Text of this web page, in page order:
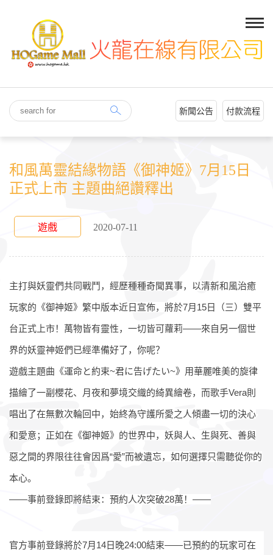
新聞公告 付款流程
和風萬靈結緣物語《御神姬》7月15日
正式上市 主題曲絕讚釋出
遊戲 2020-07-11
主打與妖靈們共同戰鬥，經歷種種奇聞異事，以清新和風治癒
玩家的《御神姬》繁中版本近日宣佈，將於7月15日（三）雙平
台正式上市！萬物皆有靈性，一切皆可蘿莉——來自另一個世
界的妖靈神姬們已經準備好了，你呢？
遊戲主題曲《運命と約束~君に告げたい~》用華麗唯美的旋律
描繪了一副櫻花、月夜和夢境交織的綺異繪卷，而歌手Vera則
唱出了在無數次輪回中，始終為守護所愛之人傾盡一切的決心
和愛意；正如在《御神姬》的世界中，妖與人、生與死、善與
惡之間的界限往往會因爲“愛”而被遺忘，如何選擇只需聽從你的
本心。
——事前登錄即將結束：預約人次突破28萬！——
官方事前登錄將於7月14日晚24:00結束——已預約的玩家可在